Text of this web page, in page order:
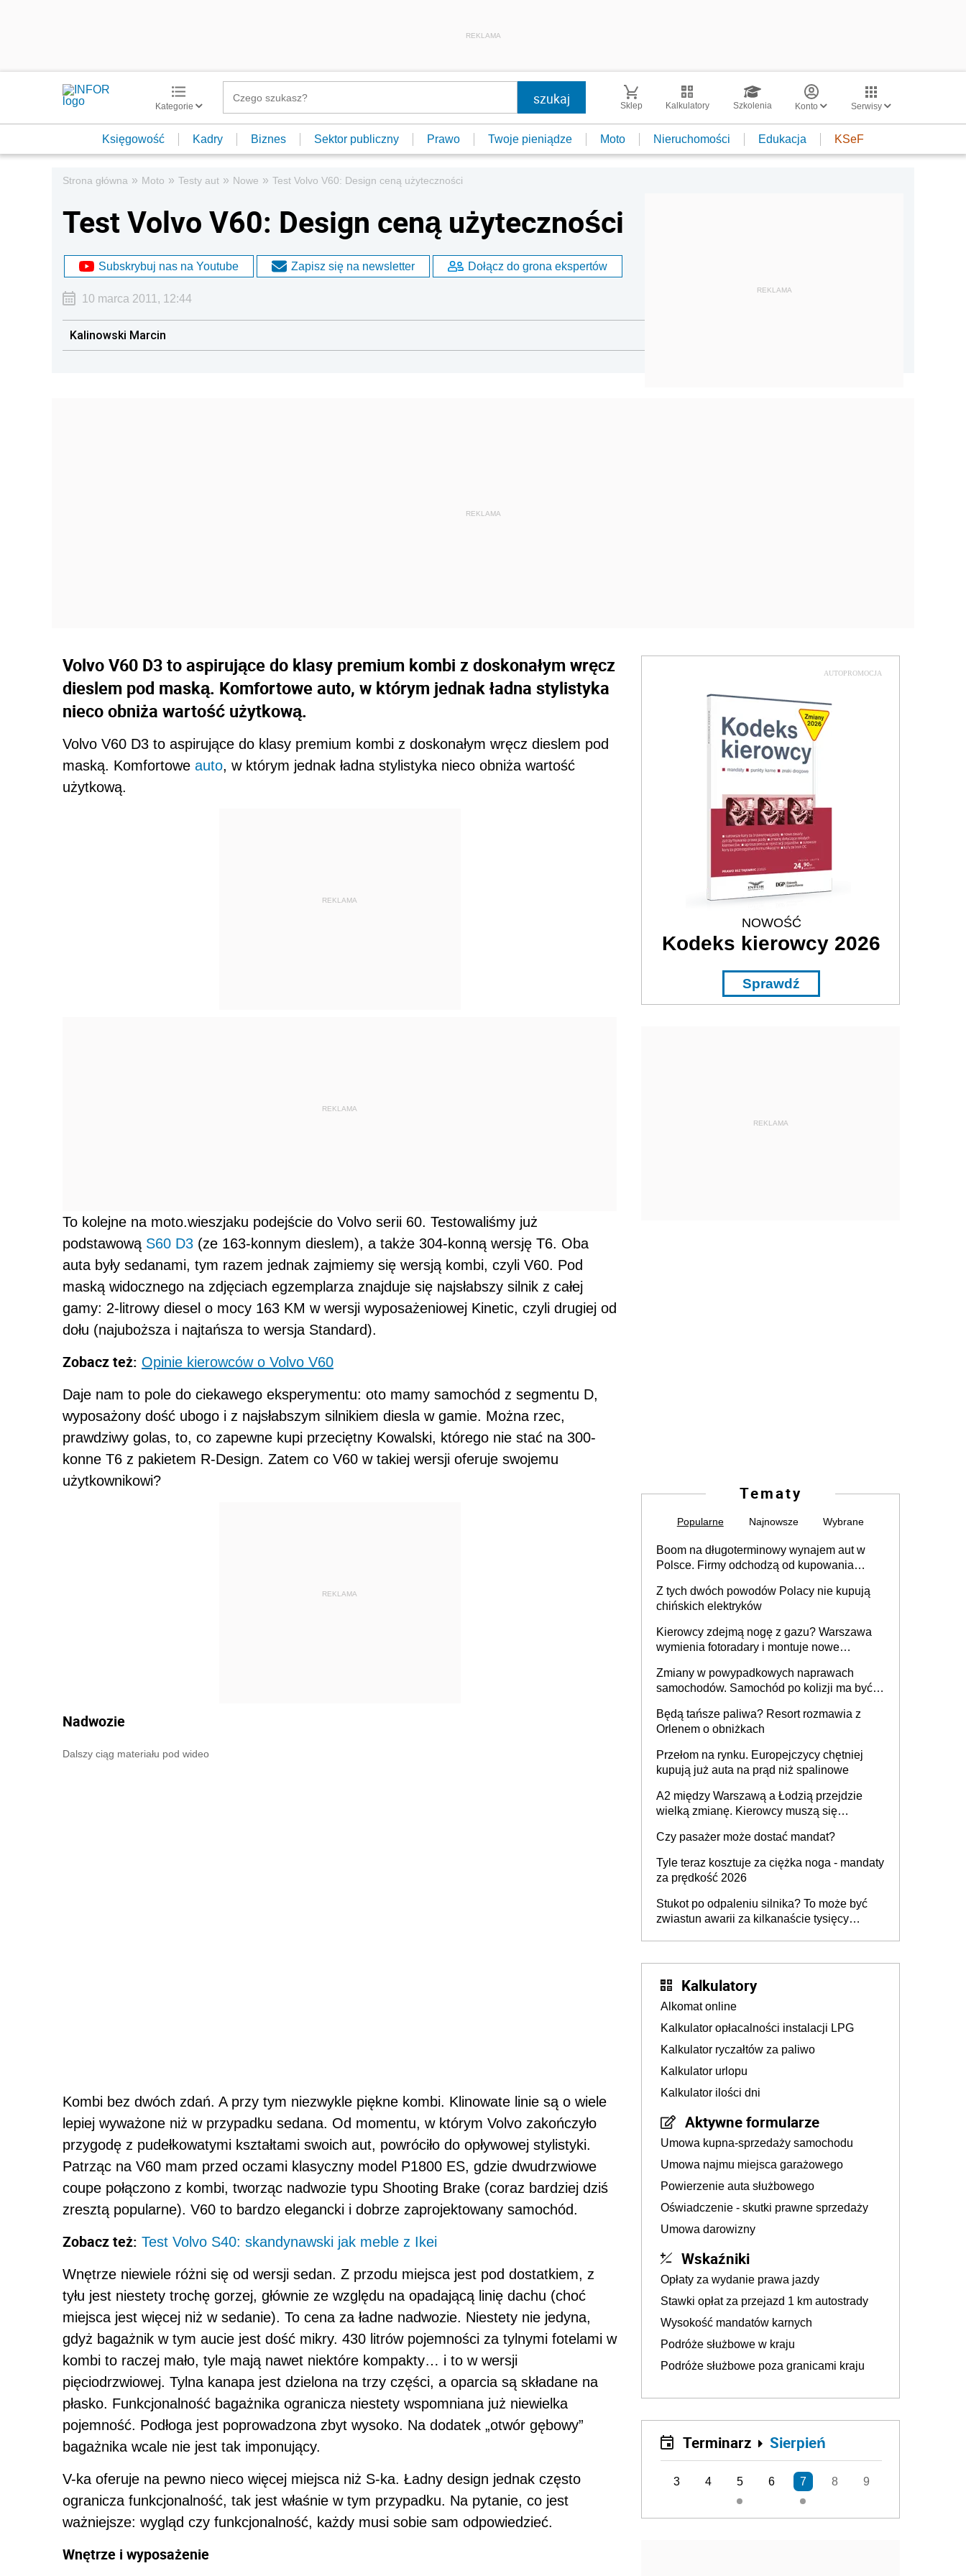
REKLAMA
Kategorie Sklep Kalkulatory Szkolenia Konto Serwisy
Księgowość Kadry Biznes Sektor publiczny Prawo Twoje pieniądze Moto Nieruchomości Edukacja KSeF
Strona główna » Moto » Testy aut » Nowe » Test Volvo V60: Design ceną użyteczności
Test Volvo V60: Design ceną użyteczności
Subskrybuj nas na Youtube Zapisz się na newsletter Dołącz do grona ekspertów
10 marca 2011, 12:44
Kalinowski Marcin
REKLAMA
Volvo V60 D3 to aspirujące do klasy premium kombi z doskonałym wręcz
dieslem pod maską. Komfortowe auto, w którym jednak ładna stylistyka
nieco obniża wartość użytkową.
Volvo V60 D3 to aspirujące do klasy premium kombi z doskonałym wręcz dieslem pod
maską. Komfortowe auto, w którym jednak ładna stylistyka nieco obniża wartość
użytkową.
REKLAMA
REKLAMA
To kolejne na moto.wieszjaku podejście do Volvo serii 60. Testowaliśmy już
podstawową S60 D3 (ze 163-konnym dieslem), a także 304-konną wersję T6. Oba
auta były sedanami, tym razem jednak zajmiemy się wersją kombi, czyli V60. Pod
maską widocznego na zdjęciach egzemplarza znajduje się najsłabszy silnik z całej
gamy: 2-litrowy diesel o mocy 163 KM w wersji wyposażeniowej Kinetic, czyli drugiej od
dołu (najuboższa i najtańsza to wersja Standard).
Zobacz też: Opinie kierowców o Volvo V60
Daje nam to pole do ciekawego eksperymentu: oto mamy samochód z segmentu D,
wyposażony dość ubogo i z najsłabszym silnikiem diesla w gamie. Można rzec,
prawdziwy golas, to, co zapewne kupi przeciętny Kowalski, którego nie stać na 300-
konne T6 z pakietem R-Design. Zatem co V60 w takiej wersji oferuje swojemu
użytkownikowi?
REKLAMA
Nadwozie
Dalszy ciąg materiału pod wideo
Kombi bez dwóch zdań. A przy tym niezwykle piękne kombi. Klinowate linie są o wiele
lepiej wyważone niż w przypadku sedana. Od momentu, w którym Volvo zakończyło
przygodę z pudełkowatymi kształtami swoich aut, powróciło do opływowej stylistyki.
Patrząc na V60 mam przed oczami klasyczny model P1800 ES, gdzie dwudrzwiowe
coupe połączono z kombi, tworząc nadwozie typu Shooting Brake (coraz bardziej dziś
zresztą popularne). V60 to bardzo elegancki i dobrze zaprojektowany samochód.
Zobacz też: Test Volvo S40: skandynawski jak meble z Ikei
Wnętrze niewiele różni się od wersji sedan. Z przodu miejsca jest pod dostatkiem, z
tyłu jest niestety trochę gorzej, głównie ze względu na opadającą linię dachu (choć
miejsca jest więcej niż w sedanie). To cena za ładne nadwozie. Niestety nie jedyna,
gdyż bagażnik w tym aucie jest dość mikry. 430 litrów pojemności za tylnymi fotelami w
kombi to raczej mało, tyle mają nawet niektóre kompakty… i to w wersji
pięciodrzwiowej. Tylna kanapa jest dzielona na trzy części, a oparcia są składane na
płasko. Funkcjonalność bagażnika ogranicza niestety wspomniana już niewielka
pojemność. Podłoga jest poprowadzona zbyt wysoko. Na dodatek „otwór gębowy”
bagażnika wcale nie jest tak imponujący.
V-ka oferuje na pewno nieco więcej miejsca niż S-ka. Ładny design jednak często
ogranicza funkcjonalność, tak jest właśnie w tym przypadku. Na pytanie, co jest
ważniejsze: wygląd czy funkcjonalność, każdy musi sobie sam odpowiedzieć.
Wnętrze i wyposażenie
AUTOPROMOCJA
NOWOŚĆ
Kodeks kierowcy 2026
Sprawdź
REKLAMA
Tematy
Popularne Najnowsze Wybrane
Boom na długoterminowy wynajem aut w
Polsce. Firmy odchodzą od kupowania
Z tych dwóch powodów Polacy nie kupują
chińskich elektryków
Kierowcy zdejmą nogę z gazu? Warszawa
wymienia fotoradary i montuje nowe
Zmiany w powypadkowych naprawach
samochodów. Samochód po kolizji ma być
technologią producenta
Będą tańsze paliwa? Resort rozmawia z
Orlenem o obniżkach
Przełom na rynku. Europejczycy chętniej
kupują już auta na prąd niż spalinowe
A2 między Warszawą a Łodzią przejdzie
wielką zmianę. Kierowcy muszą się
Czy pasażer może dostać mandat?
Tyle teraz kosztuje za ciężka noga - mandaty
za prędkość 2026
Stukot po odpaleniu silnika? To może być
zwiastun awarii za kilkanaście tysięcy
Kalkulatory
Alkomat online
Kalkulator opłacalności instalacji LPG
Kalkulator ryczałtów za paliwo
Kalkulator urlopu
Kalkulator ilości dni
Aktywne formularze
Umowa kupna-sprzedaży samochodu
Umowa najmu miejsca garażowego
Powierzenie auta służbowego
Oświadczenie - skutki prawne sprzedaży
Umowa darowizny
Wskaźniki
Opłaty za wydanie prawa jazdy
Stawki opłat za przejazd 1 km autostrady
Wysokość mandatów karnych
Podróże służbowe w kraju
Podróże służbowe poza granicami kraju
Terminarz Sierpień
3 4 5 6 7 8 9